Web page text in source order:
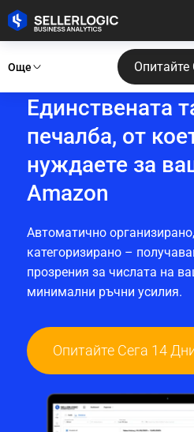
Още Опитайте
Единствената
печалба, от
нуждаете за
Amazon
Автоматично
категоризирано –
прозрения за числата на
минимални ръчни усилия.
Опитайте Сега 14